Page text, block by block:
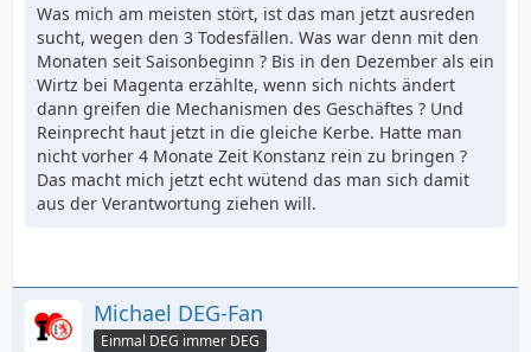
Was mich am meisten stört, ist das man jetzt ausreden
sucht, wegen den 3 Todesfällen. Was war denn mit den
Monaten seit Saisonbeginn ? Bis in den Dezember als ein
Wirtz bei Magenta erzählte, wenn sich nichts ändert
dann greifen die Mechanismen des Geschäftes ? Und
Reinprecht haut jetzt in die gleiche Kerbe. Hatte man
nicht vorher 4 Monate Zeit Konstanz rein zu bringen ?
Das macht mich jetzt echt wütend das man sich damit
aus der Verantwortung ziehen will.
Michael DEG-Fan
Einmal DEG immer DEG